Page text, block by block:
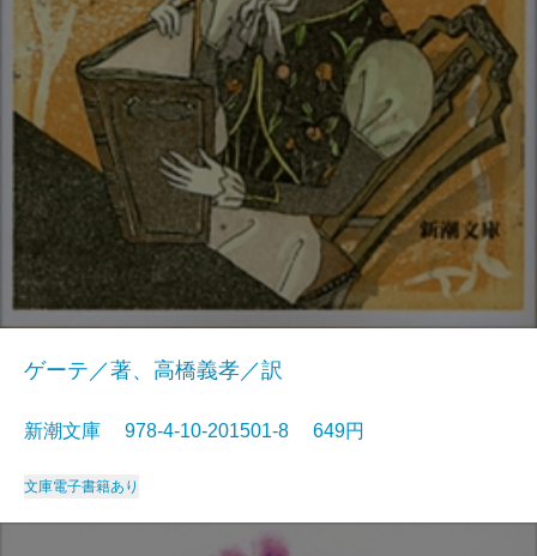
ゲーテ／著、高橋義孝／訳
新潮文庫 978-4-10-201501-8 649円
文庫電子書籍あり